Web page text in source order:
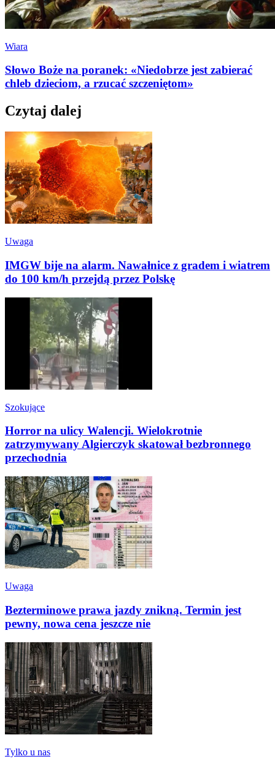
Wiara
Słowo Boże na poranek: «Niedobrze jest zabierać
chleb dzieciom, a rzucać szczeniętom»
Czytaj dalej
Uwaga
IMGW bije na alarm. Nawałnice z gradem i wiatrem
do 100 km/h przejdą przez Polskę
Szokujące
Horror na ulicy Walencji. Wielokrotnie
zatrzymywany Algierczyk skatował bezbronnego
przechodnia
Uwaga
Bezterminowe prawa jazdy znikną. Termin jest
pewny, nowa cena jeszcze nie
Tylko u nas